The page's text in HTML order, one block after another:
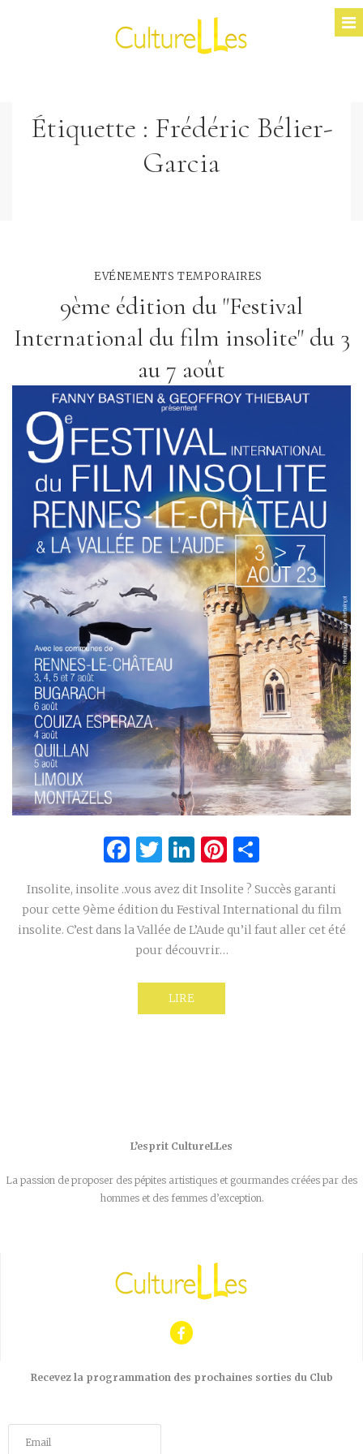
Étiquette : Frédéric Bélier-
Garcia
EVÉNEMENTS TEMPORAIRES
9ème édition du "Festival
International du film insolite" du 3
au 7 août
Facebook
Twitter
LinkedIn
Pinterest
Insolite, insolite ..vous avez dit Insolite ? Succès garanti
pour cette 9ème édition du Festival International du film
insolite. C’est dans la Vallée de L’Aude qu’il faut aller cet été
pour découvrir…
LIRE
L’esprit CultureLLes
La passion de proposer des pépites artistiques et gourmandes créées par des
hommes et des femmes d’exception.
Recevez la programmation des prochaines sorties du Club